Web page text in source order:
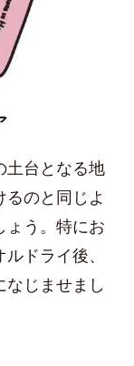
土台となる地
のと同じよ
ょう。特にお
ドライ後、
じませまし